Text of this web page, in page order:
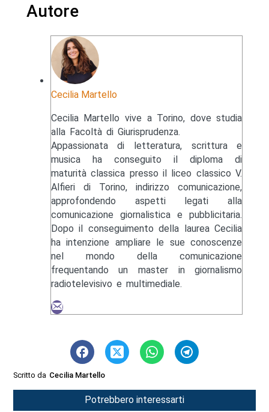
Autore
Cecilia Martello
Cecilia Martello vive a Torino, dove studia
alla Facoltà di Giurisprudenza.
Appassionata di letteratura, scrittura e
musica ha conseguito il diploma di
maturità classica presso il liceo classico V.
Alfieri di Torino, indirizzo comunicazione,
approfondendo aspetti legati alla
comunicazione giornalistica e pubblicitaria.
Dopo il conseguimento della laurea Cecilia
ha intenzione ampliare le sue conoscenze
nel mondo della comunicazione
frequentando un master in giornalismo
radiotelevisivo e multimediale.
Scritto da Cecilia Martello
Potrebbero interessarti